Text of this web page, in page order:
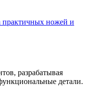
практичных ножей и
, разрабатывая
детали.